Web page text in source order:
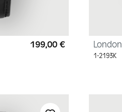
Regulärer Preis:
199,00 € London
1-2193K